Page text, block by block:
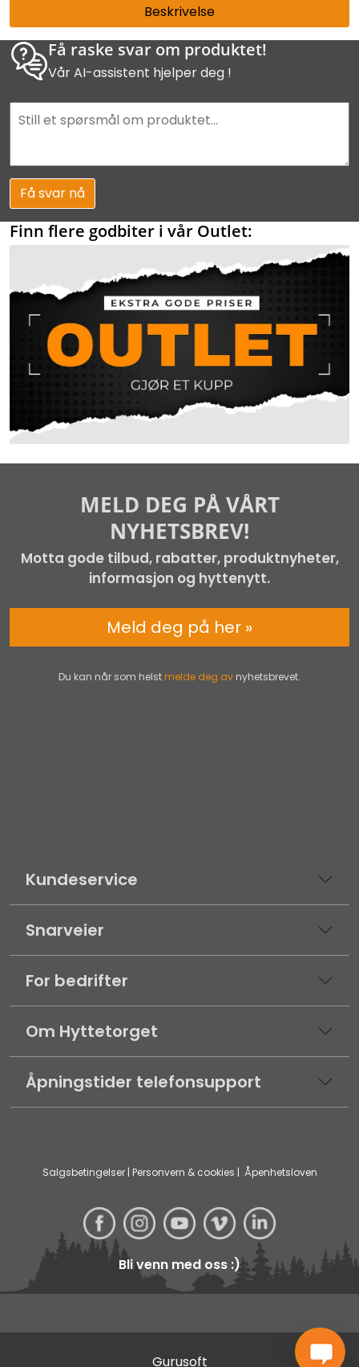
Beskrivelse
Få raske svar om produktet!
Vår AI-assistent hjelper deg !
Få svar nå
Finn flere godbiter i vår Outlet:
Kundeservice
Snarveier
For bedrifter
Om Hyttetorget
Åpningstider telefonsupport
Salgsbetingelser| Personvern & cookies | Åpenhetsloven
Bli venn med oss :)
MELD DEG PÅ VÅRT
NYHETSBREV!
Motta gode tilbud, rabatter, produktnyheter,
informasjon og hyttenytt.
Du kan når som helst melde deg av nyhetsbrevet.
Meld deg på her »
Gurusoft